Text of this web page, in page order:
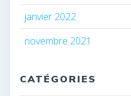
janvier 2022
novembre 2021
CATÉGORIES